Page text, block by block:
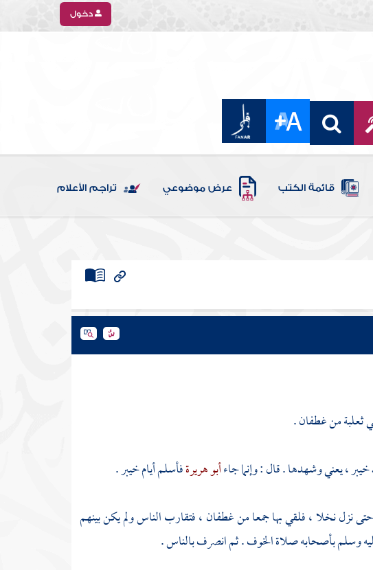
دخول
قائمة الكتب عرض موضوعي تراجم الأعلام
ثعلبةمنغطفان.
خيبر ،يعني وشهدها . قال : وإنما جاءأبو هريرةفأسلم أيامخيبر.
نزل نخلا ، فلقي بها جمعا منغطفان ،فتقارب الناس ولم يكن بينهم
وسلم بأصحابه صلاة الخوف . ثم انصرف بالناس .